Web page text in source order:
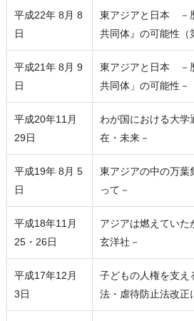
平成22年 8月 8
日
東アジアと日本 －
共同体』の可能性（
平成21年 8月 9
日
東アジアと日本 －
共同体」の可能性－
平成20年11月
29日
わが国における大
在・未来－
平成19年 8月 5
日
東アジアの中の万
って－
平成18年11月
25・26日
アジアは燃えてい
玄洋社－
平成17年12月
3日
子どもの人権を支
法・虐待防止法改正